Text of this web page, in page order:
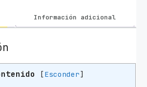
Información adicional
[Esconder]